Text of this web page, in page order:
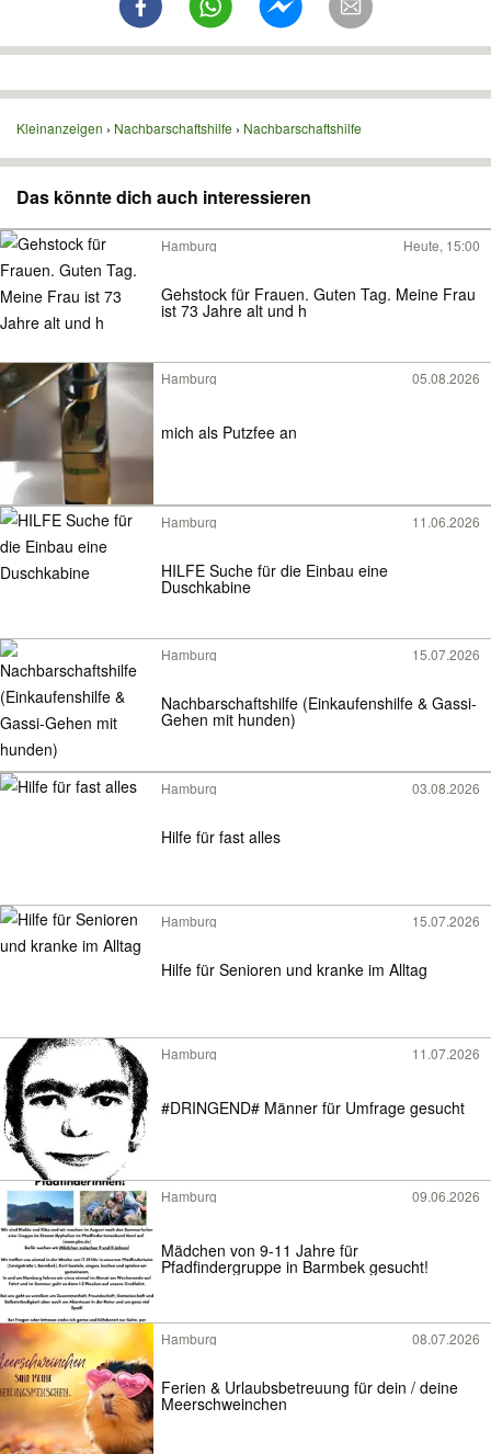
Kleinanzeigen Nachbarschaftshilfe Nachbarschaftshilfe
Das könnte dich auch interessieren
Hamburg Heute, 15:00
Gehstock für Frauen. Guten Tag. Meine Frau
ist 73 Jahre alt und h
Hamburg 05.08.2026
mich als Putzfee an
Hamburg 11.06.2026
HILFE Suche für die Einbau eine
Duschkabine
Hamburg 15.07.2026
Nachbarschaftshilfe (Einkaufenshilfe & Gassi-
Gehen mit hunden)
Hamburg 03.08.2026
Hilfe für fast alles
Hamburg 15.07.2026
Hilfe für Senioren und kranke im Alltag
Hamburg 11.07.2026
#DRINGEND# Männer für Umfrage gesucht
Hamburg 09.06.2026
Mädchen von 9-11 Jahre für
Pfadfindergruppe in Barmbek gesucht!
Hamburg 08.07.2026
Ferien & Urlaubsbetreuung für dein / deine
Meerschweinchen